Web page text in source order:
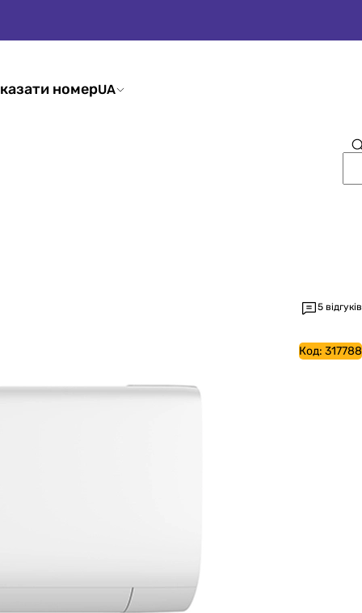
номерUA
5 відгуків
Код: 317788